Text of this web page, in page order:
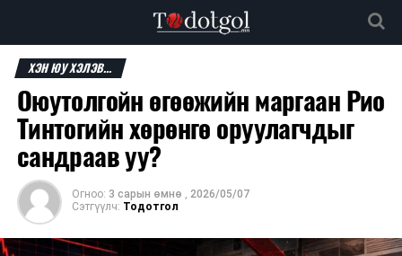
ХЭН ЮУ ХЭЛЭВ...
Оюутолгойн өгөөжийн маргаан Рио
Тинтогийн хөрөнгө оруулагчдыг
сандраав уу?
Огноо: 3 сарын өмнө , 2026/05/07
Сэтгүүлч: Тодотгол